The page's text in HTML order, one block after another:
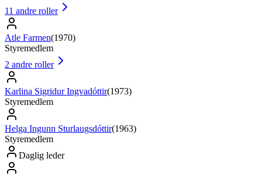
11 andre roller
Atle Farmen(1970)
Styremedlem
2 andre roller
Karlina Sigridur Ingvadóttir(1973)
Styremedlem
Helga Ingunn Sturlaugsdóttir(1963)
Styremedlem
Daglig leder